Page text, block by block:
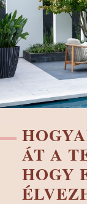
ÁT A
HOGY